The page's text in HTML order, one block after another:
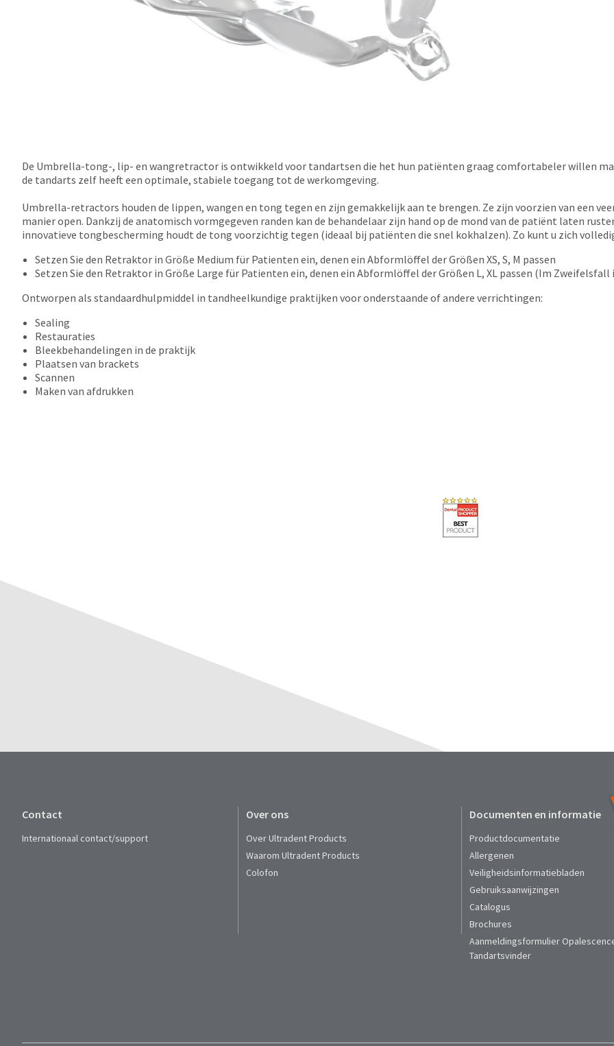
De Umbrella-tong-, lip- en wangretractor is ontwikkeld voor tandartsen die het hun patiënten graag comfortabeler willen
de tandarts zelf heeft een optimale, stabiele toegang tot de werkomgeving.
Umbrella-retractors houden de lippen, wangen en tong tegen en zijn gemakkelijk aan te brengen. Ze zijn voorzien van een
manier open. Dankzij de anatomisch vormgegeven randen kan de behandelaar zijn hand op de mond van de patiënt laten
innovatieve tongbescherming houdt de tong voorzichtig tegen (ideaal bij patiënten die snel kokhalzen). Zo kunt u zich
Setzen Sie den Retraktor in Größe Medium für Patienten ein, denen ein Abformlöffel der Größen XS, S, M passen
Setzen Sie den Retraktor in Größe Large für Patienten ein, denen ein Abformlöffel der Größen L, XL passen (Im Zweifelsfall
Ontworpen als standaardhulpmiddel in tandheelkundige praktijken voor onderstaande of andere verrichtingen:
Sealing
Restauraties
Bleekbehandelingen in de praktijk
Plaatsen van brackets
Scannen
Maken van afdrukken
Contact
Internationaal contact/support
Over ons
Over Ultradent Products
Waarom Ultradent Products
Colofon
Documenten en informatie
Productdocumentatie
Allergenen
Veiligheidsinformatiebladen
Gebruiksaanwijzingen
Catalogus
Brochures
Aanmeldingsformulier
Tandartsvinder